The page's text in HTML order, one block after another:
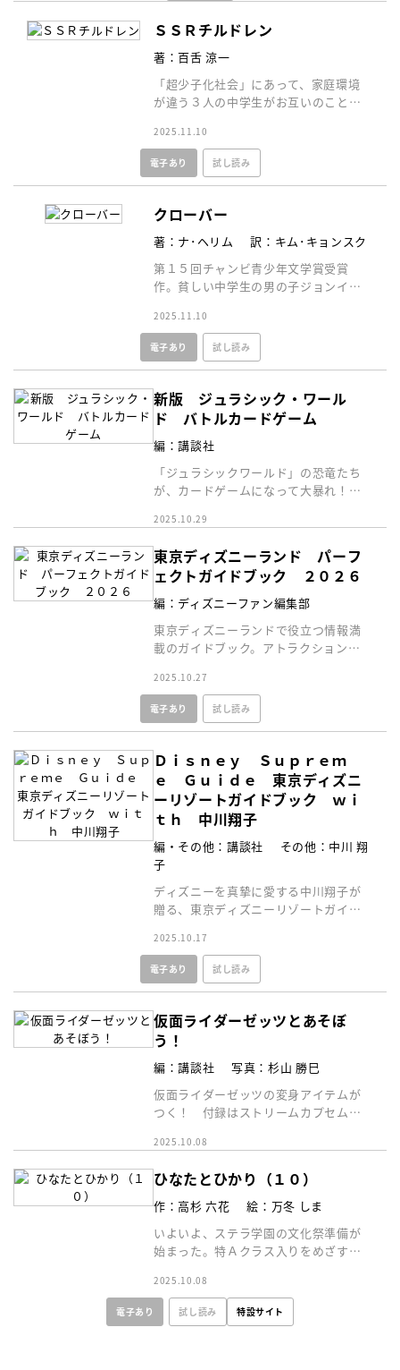
ＳＳＲチルドレン
著：百舌 涼一
「超少子化社会」にあって、家庭環境
が違う３人の中学生がお互いのことを
長していく感動の物語！
2025.11.10
電子あり 試し読み
クローバー
著：ナ･ヘリム
訳：キム･キョンスク
第１５回チャンビ青少年文学賞受賞
作。貧しい中学生の男の子ジョンイン
ごす不思議な一週間の物語
2025.11.10
電子あり 試し読み
新版 ジュラシック・ワール
ド バトルカードゲーム
編：講談社
「ジュラシックワールド」の恐竜たち
が、カードゲームになって大暴れ！
できるカードだよ！
2025.10.29
東京ディズニーランド パーフ
ェクトガイドブック ２０２６
編：ディズニーファン編集部
東京ディズニーランドで役立つ情報満
載のガイドブック。アトラクション、
冊に！
2025.10.27
電子あり 試し読み
Ｄｉｓｎｅｙ Ｓｕｐｒｅｍ
ｅ Ｇｕｉｄｅ 東京ディズニ
ーリゾートガイドブック ｗｉ
ｔｈ 中川翔子
編・その他：講談社
その他：中川 翔
子
ディズニーを真摯に愛する中川翔子が
贈る、東京ディズニーリゾートガイド
読むといきたくなる！
2025.10.17
電子あり 試し読み
仮面ライダーゼッツとあそぼ
う！
編：講談社
写真：杉山 勝巳
仮面ライダーゼッツの変身アイテムが
つく！ 付録はストリームカプセム
ンでしか手に入らないぞ！
2025.10.08
ひなたとひかり（１０）
作：高杉 六花
絵：万冬 しま
いよいよ、ステラ学園の文化祭準備が
始まった。特Ａクラス入りをめざす日
ンにのぞむ！
2025.10.08
電子あり 試し読み 特設サイト